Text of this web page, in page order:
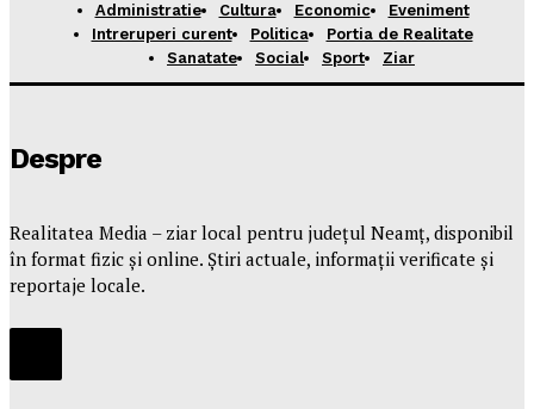
Administratie Cultura Economic
Eveniment
Intreruperi curent
Politica
Portia de Realitate
Sanatate
Social Sport Ziar
Despre
Realitatea Media – ziar local pentru județul Neamț, disponibil
în format fizic și online. Știri actuale, informații verificate și
reportaje locale.